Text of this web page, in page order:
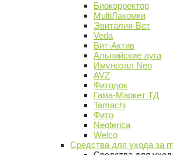
Биокорректор
MultiЛакомки
Эвиталия-Вет
Veda
Вит-Актив
Альпийские луга
Имунозал Neo
AVZ
Фитодок
Гама-Маркет ТД
Tamachi
Фито
Neoterica
Welco
Средства для ухода за